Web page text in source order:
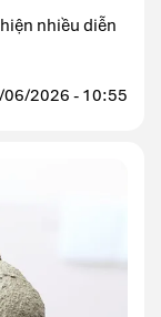
nhiều diễn
2026 - 10:55